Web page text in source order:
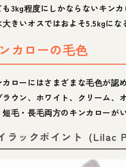
も3kg程度にしかならないキン
きいオスではおよそ5.5kgにな
カローの毛色
カローにはさまざまな毛色が認
ラウン、ホワイト、クリーム、
毛・長毛両方のキンカローがい
ラックポイント（Lilac